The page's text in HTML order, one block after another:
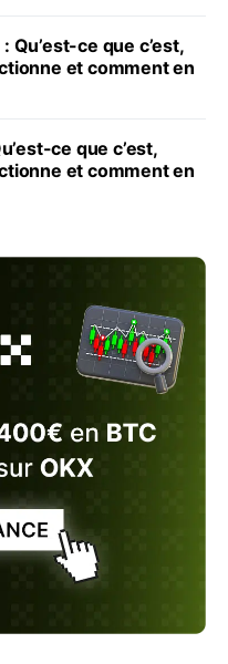
Qu’est-ce que c’est,
et comment en
ce que c’est,
et comment en